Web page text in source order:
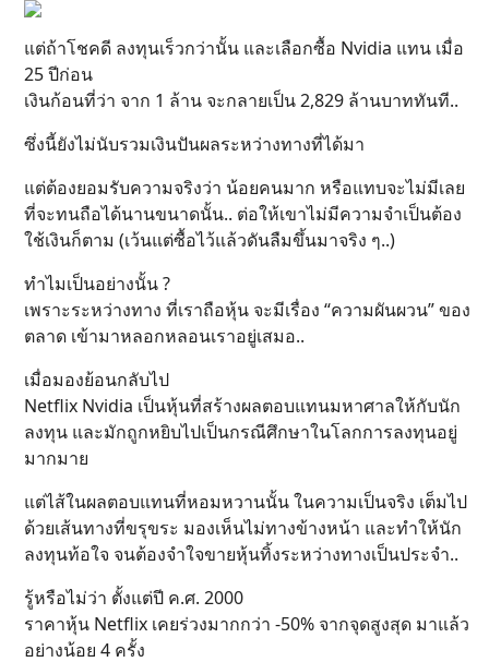
แต่ถ้าโชคดี ลงทุนเร็วกว่านั้น และเลือกซื้อ Nvidia แทน เมื่อ
25 ปีก่อน
เงินก้อนที่ว่า จาก 1 ล้าน จะกลายเป็น 2,829 ล้านบาททันที..
ซึ่งนี้ยังไม่นับรวมเงินปันผลระหว่างทางที่ได้มา
แต่ต้องยอมรับความจริงว่า น้อยคนมาก หรือแทบจะไม่มีเลย
ที่จะทนถือได้นานขนาดนั้น.. ต่อให้เขาไม่มีความจำเป็นต้อง
ใช้เงินก็ตาม (เว้นแต่ซื้อไว้แล้วดันลืมขึ้นมาจริง ๆ..)
ทำไมเป็นอย่างนั้น ?
เพราะระหว่างทาง ที่เราถือหุ้น จะมีเรื่อง “ความผันผวน” ของ
ตลาด เข้ามาหลอกหลอนเราอยู่เสมอ..
เมื่อมองย้อนกลับไป
Netflix Nvidia เป็นหุ้นที่สร้างผลตอบแทนมหาศาลให้กับนัก
ลงทุน และมักถูกหยิบไปเป็นกรณีศึกษาในโลกการลงทุนอยู่
มากมาย
แต่ไส้ในผลตอบแทนที่หอมหวานนั้น ในความเป็นจริง เต็มไป
ด้วยเส้นทางที่ขรุขระ มองเห็นไม่ทางข้างหน้า และทำให้นัก
ลงทุนท้อใจ จนต้องจำใจขายหุ้นทิ้งระหว่างทางเป็นประจำ..
รู้หรือไม่ว่า ตั้งแต่ปี ค.ศ. 2000
ราคาหุ้น Netflix เคยร่วงมากกว่า -50% จากจุดสูงสุด มาแล้ว
อย่างน้อย 4 ครั้ง